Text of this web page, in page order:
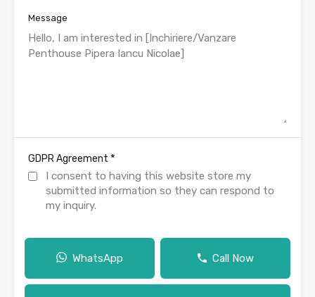
Message
GDPR Agreement *
I consent to having this website store my
submitted information so they can respond to
my inquiry.
WhatsApp Call Now